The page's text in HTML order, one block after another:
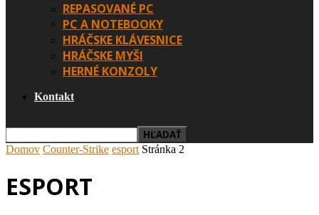
REPASOVANÉ PC
PC A NOTEBOOKY
HRÁČSKE KLÁVESNICE
HRÁČSKE MYŠI
HERNÉ KONZOLY
Kontakt
Domov Counter-Strike esport Stránka 2
ESPORT